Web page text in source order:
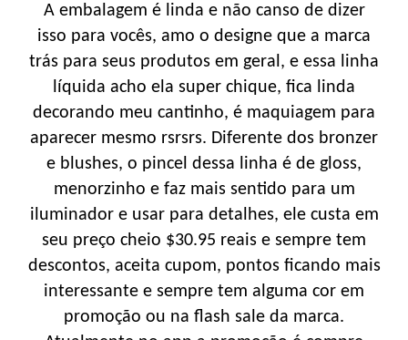
A embalagem é linda e não canso de dizer
isso para vocês, amo o designe que a marca
trás para seus produtos em geral, e essa linha
líquida acho ela super chique, fica linda
decorando meu cantinho, é maquiagem para
aparecer mesmo rsrsrs. Diferente dos bronzer
e blushes, o pincel dessa linha é de gloss,
menorzinho e faz mais sentido para um
iluminador e usar para detalhes, ele custa em
seu preço cheio $30.95 reais e sempre tem
descontos, aceita cupom, pontos ficando mais
interessante e sempre tem alguma cor em
promoção ou na flash sale da marca.